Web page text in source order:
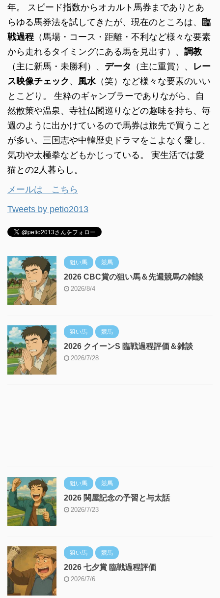
年。 スピード指数からオカルト馬券までありとあ
らゆる馬券法を試してきたが、現在のところは、 臨
戦過程 （馬場・コース・距離・不利など様々な要素
から走れるタイミングにある馬を見出す）、 調教
（主に新馬・未勝利）、 データ （主に重賞）、 レー
ス映像チェック 、 風水（笑）など様々な要素のいい
とこどり。 生粋のギャンブラーでありながら、自
然散策や温泉、寺社仏閣巡りなどの趣味を持ち、毎
週のように出かけているので馬券は旅先で買うこと
が多い。三国志や中韓歴史ドラマをこよなく愛し、
気功や太極拳などもかじっている。 実生活では愛
猫との2人暮らし。
メールは こちら
Tweets by petio2013
狙い馬 競馬
2026 CBC賞の狙い馬＆先週競馬の雑談
2026/8/4
狙い馬 競馬
2026 クイーンS 臨戦過程評価＆雑談
2026/7/28
狙い馬 競馬
2026 関屋記念の予習と与太話
2026/7/23
狙い馬 競馬
2026 七夕賞 臨戦過程評価
2026/7/6